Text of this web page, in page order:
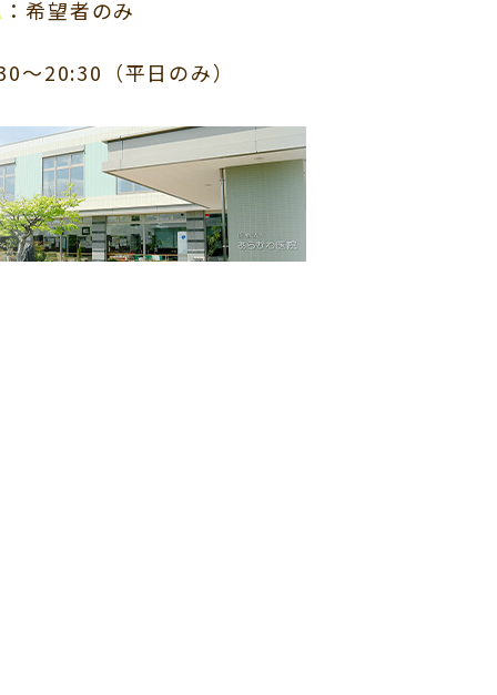
：希望者のみ
～20:30（平日のみ）